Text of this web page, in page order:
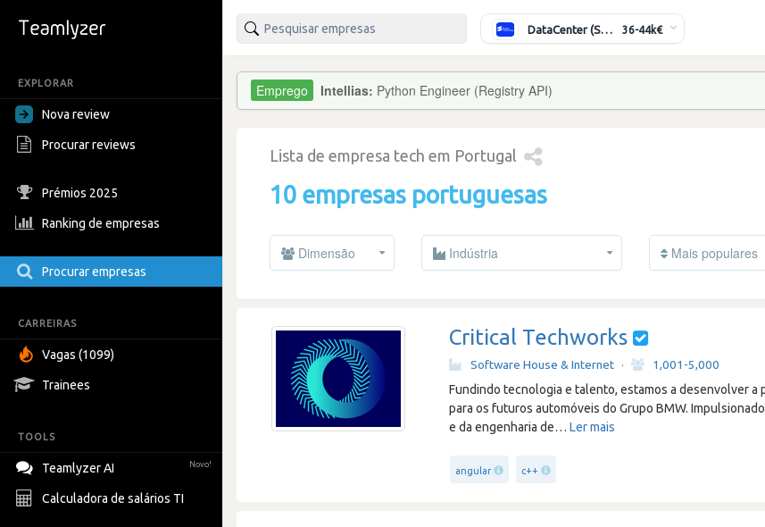
EXPLORAR
Nova review
Procurar reviews
Prémios 2025
Ranking de empresas
Procurar empresas
CARREIRAS
Vagas (1099)
Trainees
TOOLS
Teamlyzer AI Novo!
Calculadora de salários TI
DataCenter (Switching/Routing) Sénior 36-44k€
Intellias: Python Engineer (Registry API)
Lista de empresa tech em Portugal
10 empresas portuguesas
Dimensão Indústria Mais populares
Critical Techworks
Software House & Internet ·
1,001-5,000
Fundindo tecnologia e talento, estamos a desenvolver a
para os futuros automóveis do Grupo BMW.
e da engenharia de…Ler mais
angular c++